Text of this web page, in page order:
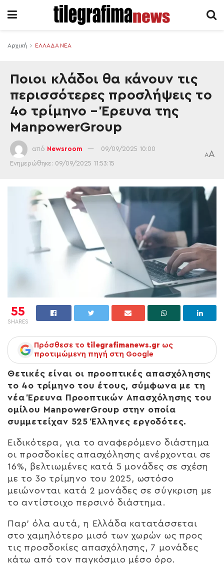
Αρχική ΕΛΛΑΔΑ ΝΕΑ
Ποιοι κλάδοι θα κάνουν τις
περισσότερες προσλήψεις το
4ο τρίμηνο – Έρευνα της
ManpowerGroup
από Newsroom 09/09/2025 10:00
Ενημερώθηκε: 09/09/2025 11:53:15
AA
55
SHARES
Πρόσθεσε το tilegrafimanews.gr ως
προτιμώμενη πηγή στη Google
Θετικές είναι οι προοπτικές απασχόλησης
το 4ο τρίμηνο του έτους, σύμφωνα με τη
νέα Έρευνα Προοπτικών Απασχόλησης του
ομίλου ManpowerGroup στην οποία
συμμετείχαν 525 Έλληνες εργοδότες.
Ειδικότερα, για το αναφερόμενο διάστημα
οι προσδοκίες απασχόλησης ανέρχονται σε
16%, βελτιωμένες κατά 5 μονάδες σε σχέση
με το 3ο τρίμηνο του 2025, ωστόσο
μειώνονται κατά 2 μονάδες σε σύγκριση με
το αντίστοιχο περσινό διάστημα.
Παρ’ όλα αυτά, η Ελλάδα κατατάσσεται
στο χαμηλότερο μισό των χωρών ως προς
τις προσδοκίες απασχόλησης, 7 μονάδες
κάτω από τον παγκόσμιο μέσο όρο.